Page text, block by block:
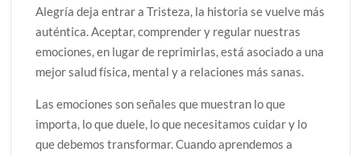
Alegría deja entrar a Tristeza, la historia se vuelve más
auténtica. Aceptar, comprender y regular nuestras
emociones, en lugar de reprimirlas, está asociado a una
mejor salud física, mental y a relaciones más sanas.
Las emociones son señales que muestran lo que
importa, lo que duele, lo que necesitamos cuidar y lo
que debemos transformar. Cuando aprendemos a